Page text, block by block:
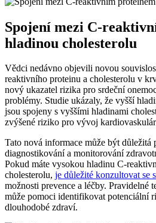
Spojení mezi C-
hladinou cholesterolu
Vědci nedávno objevili novou
reaktivního proteinu a cholesterolu v
nový ukazatel rizika pro srdeční
problémy. Studie ukázaly, že vyšší
jsou spojeny s vyššími hladinami
zvýšené riziko pro vývoj
Tato nová informace může být důležitá
diagnostikování a monitorování
Pokud máte vysokou hladinu C-
cholesterolu, je důležité konzultovat se
možnosti prevence a léčby. Pravidelné
může pomoci identifikovat potenciální
dlouhodobé zdraví.